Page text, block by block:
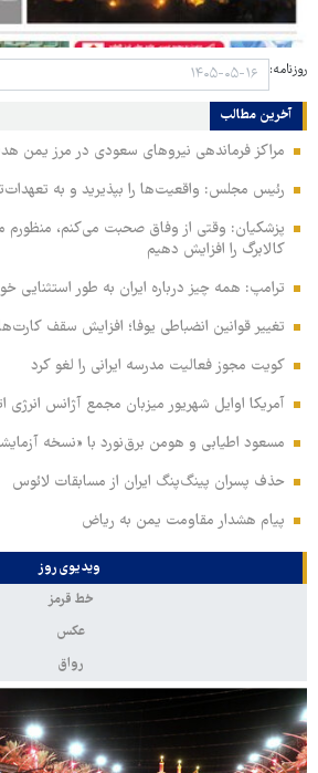
روزنامه:
آخرین مطالب
مراکز فرماندهی نیروهای سعودی در مرز یمن
رئیس مجلس: واقعیت‌ها را بپذیرید و به
پزشکیان: وقتی از وفاق صحبت می‌کنم، منظورم
کالابرگ را افزایش دهیم
ترامپ: همه چیز درباره ایران به طور
تغییر قوانین انضباطی یوفا؛ افزایش سقف
کویت مجوز فعالیت مدرسه ایرانی را لغو کرد
آمریکا اوایل شهریور میزبان مجمع آژانس
مسعود اطیابی و هومن برق‌نورد با «نسخه
حذف پسران پینگ‌پنگ ایران از مسابقات لائوس
پیام هشدار مقاومت یمن به ریاض
ویدیوی روز
خط قرمز
عکس
رواق